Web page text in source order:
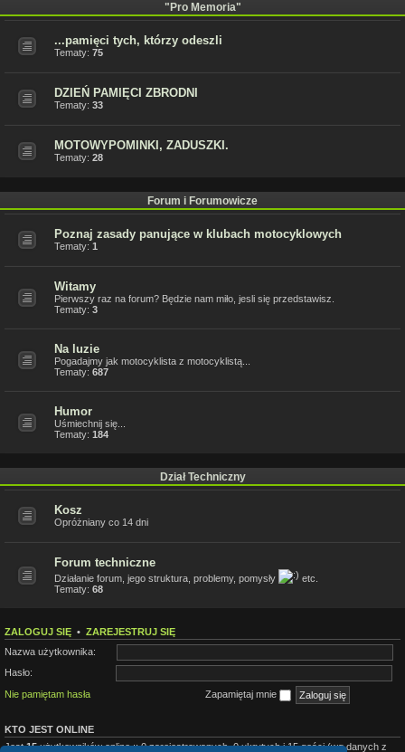
"Pro Memoria"
...pamięci tych, którzy odeszli
Tematy: 75
DZIEŃ PAMIĘCI ZBRODNI
Tematy: 33
MOTOWYPOMINKI, ZADUSZKI.
Tematy: 28
Forum i Forumowicze
Poznaj zasady panujące w klubach motocyklowych
Tematy: 1
Witamy
Pierwszy raz na forum? Będzie nam miło, jesli się przedstawisz.
Tematy: 3
Na luzie
Pogadajmy jak motocyklista z motocyklistą...
Tematy: 687
Humor
Uśmiechnij się...
Tematy: 184
Dział Techniczny
Kosz
Opróżniany co 14 dni
Forum techniczne
Działanie forum, jego struktura, problemy, pomysły
etc.
Tematy: 68
ZALOGUJ SIĘ • ZAREJESTRUJ SIĘ
Nazwa użytkownika:
Hasło:
Nie pamiętam hasła
Zapamiętaj mnie
KTO JEST ONLINE
Jest15użytkowników online :: 0 zarejestrowanych, 0 ukrytych i 15 gości (wg danych z